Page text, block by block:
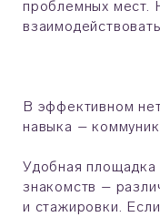
проблемных мест.
В эффективном
навыка –
Удобная площадка
знакомств –
и стажировки.